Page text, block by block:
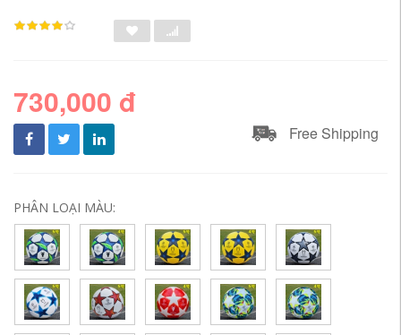
730,000 đ
Free Shipping
PHÂN LOẠI MÀU: